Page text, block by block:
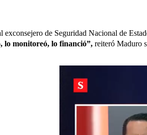
exconsejero de Seguridad Nacional de
lo monitoreó, lo financió”, reiteró Maduro